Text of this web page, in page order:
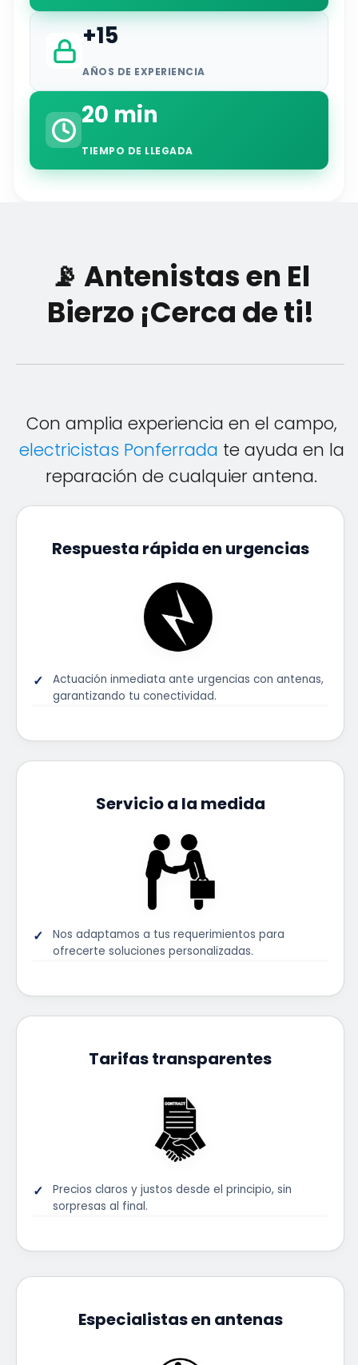
+15
AÑOS DE EXPERIENCIA
20 min
TIEMPO DE LLEGADA
📡 Antenistas en El
Bierzo ¡Cerca de ti!
Con amplia experiencia en el campo,
electricistas Ponferrada te ayuda en la
reparación de cualquier antena.
Respuesta rápida en urgencias
Actuación inmediata ante urgencias con antenas,
garantizando tu conectividad.
Servicio a la medida
Nos adaptamos a tus requerimientos para
ofrecerte soluciones personalizadas.
Tarifas transparentes
Precios claros y justos desde el principio, sin
sorpresas al final.
Especialistas en antenas